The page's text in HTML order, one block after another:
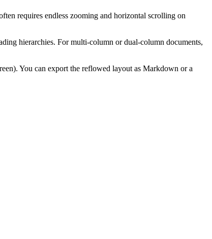
requires endless zooming and horizontal scrolling on
hierarchies. For multi-column or dual-column documents,
You can export the reflowed layout as Markdown or a